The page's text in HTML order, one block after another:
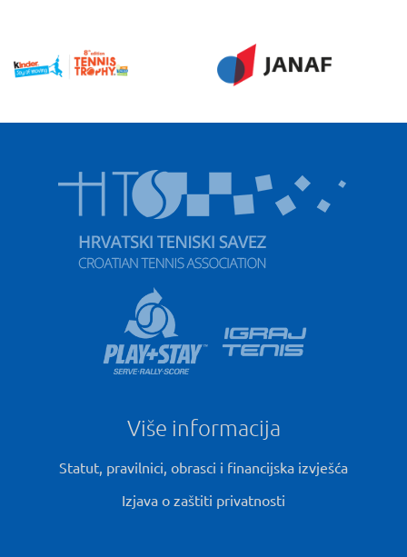
Više informacija
Statut, pravilnici, obrasci i financijska izvješća
Izjava o zaštiti privatnosti